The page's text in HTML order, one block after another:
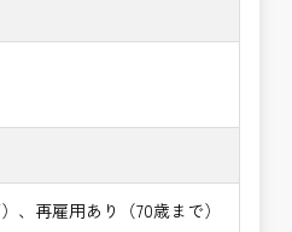
、再雇用あり（70歳まで）